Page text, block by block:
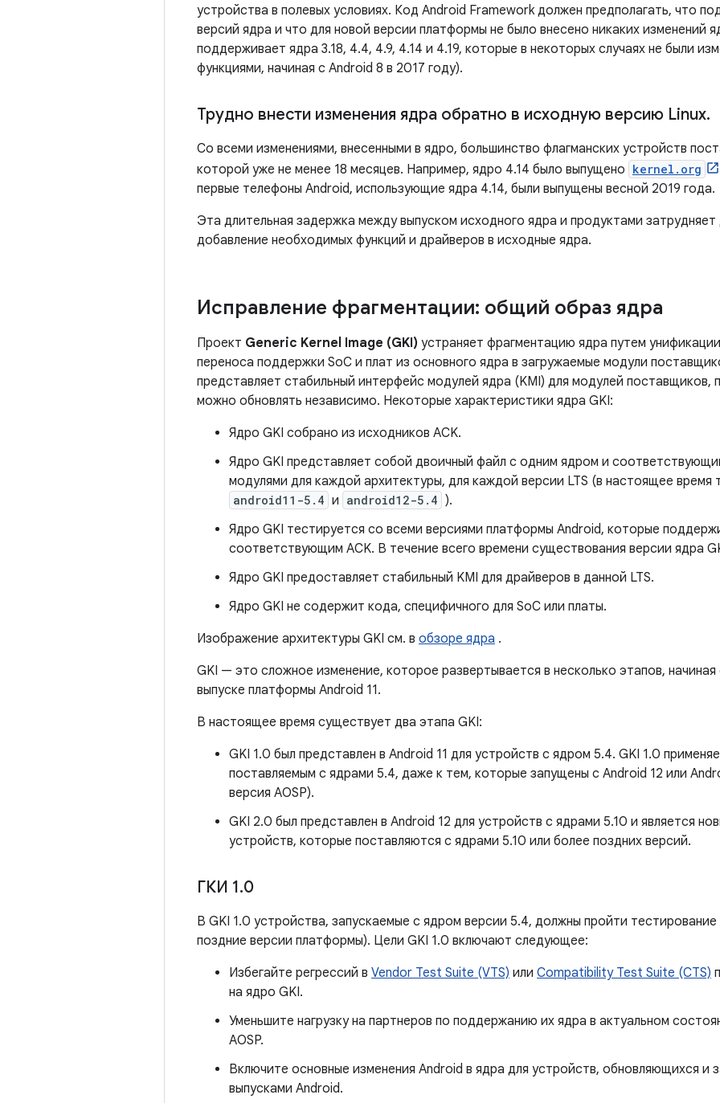
устройства в полевых условиях. Код Android Framework должен предполагать, что
версий ядра и что для новой версии платформы не было внесено никаких изменений
поддерживает ядра 3.18, 4.4, 4.9, 4.14 и 4.19, которые в некоторых случаях не были
функциями, начиная с Android 8 в 2017 году).
Трудно внести изменения ядра обратно в исходную версию Linux.
Со всеми изменениями, внесенными в ядро, большинство флагманских устройств
которой уже не менее 18 месяцев. Например, ядро ​​4.14 было выпущено kernel.org
первые телефоны Android, использующие ядра 4.14, были выпущены весной 2019 года.
Эта длительная задержка между выпуском исходного ядра и продуктами
добавление необходимых функций и драйверов в исходные ядра.
Исправление фрагментации: общий образ ядра
Проект Generic Kernel Image (GKI) устраняет фрагментацию ядра путем
переноса поддержки SoC и плат из основного ядра в загружаемые модули
представляет стабильный интерфейс модулей ядра (KMI) для модулей поставщиков,
можно обновлять независимо. Некоторые характеристики ядра GKI:
Ядро GKI собрано из исходников ACK.
Ядро GKI представляет собой двоичный файл с одним ядром и
модулями для каждой архитектуры, для каждой версии LTS (в настоящее время
android11-5.4 и android12-5.4 ).
Ядро GKI тестируется со всеми версиями платформы Android, которые
соответствующим ACK. В течение всего времени существования версии ядра
Ядро GKI предоставляет стабильный KMI для драйверов в данной LTS.
Ядро GKI не содержит кода, специфичного для SoC или платы.
Изображение архитектуры GKI см. в обзоре ядра .
GKI — это сложное изменение, которое развертывается в несколько этапов,
выпуске платформы Android 11.
В настоящее время существует два этапа GKI:
GKI 1.0 был представлен в Android 11 для устройств с ядром 5.4. GKI 1.0
поставляемым с ядрами 5.4, даже к тем, которые запущены с Android 12 или
версия AOSP).
GKI 2.0 был представлен в Android 12 для устройств с ядрами 5.10 и является
устройств, которые поставляются с ядрами 5.10 или более поздних версий.
ГКИ 1.0
В GKI 1.0 устройства, запускаемые с ядром версии 5.4, должны пройти тестирование
поздние версии платформы). Цели GKI 1.0 включают следующее:
Избегайте регрессий в Vendor Test Suite (VTS) или Compatibility Test Suite (CTS)
на ядро ​​GKI.
Уменьшите нагрузку на партнеров по поддержанию их ядра в актуальном
AOSP.
Включите основные изменения Android в ядра для устройств, обновляющихся и
выпусками Android.